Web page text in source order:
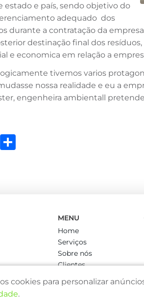
estado e país, sendo objetivo do
adequado dos
durante a contratação da
destinação final dos
e economica em relação a
tivemos varios
nossa realidade e eu a
engenheira ambientall
Telegram
MENU
Home
Serviços
Sobre nós
Clientes
Orçamento
cookies para personalizar
.